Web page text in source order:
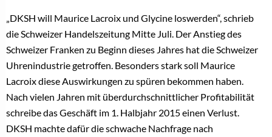
„DKSH will Maurice Lacroix und Glycine loswerden“, schrieb
die Schweizer Handelszeitung Mitte Juli. Der Anstieg des
Schweizer Franken zu Beginn dieses Jahres hat die Schweizer
Uhrenindustrie getroffen. Besonders stark soll Maurice
Lacroix diese Auswirkungen zu spüren bekommen haben.
Nach vielen Jahren mit überdurchschnittlicher Profitabilität
schreibe das Geschäft im 1. Halbjahr 2015 einen Verlust.
DKSH machte dafür die schwache Nachfrage nach